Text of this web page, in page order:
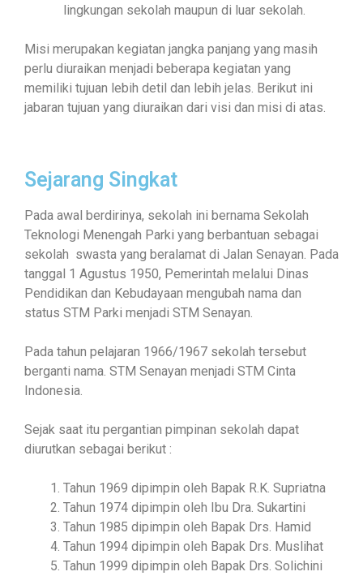
lingkungan sekolah maupun di luar sekolah.
Misi merupakan kegiatan jangka panjang yang masih
perlu diuraikan menjadi beberapa kegiatan yang
memiliki tujuan lebih detil dan lebih jelas. Berikut ini
jabaran tujuan yang diuraikan dari visi dan misi di atas.
Sejarang Singkat
Pada awal berdirinya, sekolah ini bernama Sekolah
Teknologi Menengah Parki yang berbantuan sebagai
sekolah swasta yang beralamat di Jalan Senayan. Pada
tanggal 1 Agustus 1950, Pemerintah melalui Dinas
Pendidikan dan Kebudayaan mengubah nama dan
status STM Parki menjadi STM Senayan.
Pada tahun pelajaran 1966/1967 sekolah tersebut
berganti nama. STM Senayan menjadi STM Cinta
Indonesia.
Sejak saat itu pergantian pimpinan sekolah dapat
diurutkan sebagai berikut :
Tahun 1969 dipimpin oleh Bapak R.K. Supriatna
Tahun 1974 dipimpin oleh Ibu Dra. Sukartini
Tahun 1985 dipimpin oleh Bapak Drs. Hamid
Tahun 1994 dipimpin oleh Bapak Drs. Muslihat
Tahun 1999 dipimpin oleh Bapak Drs. Solichini